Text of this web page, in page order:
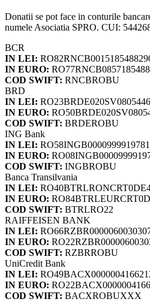
Donatii se pot face in conturile
numele Asociatia SPRO. CUI:
BCR
IN LEI:
IN EURO:
COD SWIFT: RNCBROBU
BRD
IN LEI:
IN EURO:
COD SWIFT: BRDEROBU
ING Bank
IN LEI:
IN EURO:
COD SWIFT: INGBROBU
Banca Transilvania
IN LEI:
IN EURO:
COD SWIFT: BTRLRO22
RAIFFEISEN BANK
IN LEI:
IN EURO:
COD SWIFT: RZBRROBU
UniCredit Bank
IN LEI:
IN EURO:
COD SWIFT: BACXROBUXXX